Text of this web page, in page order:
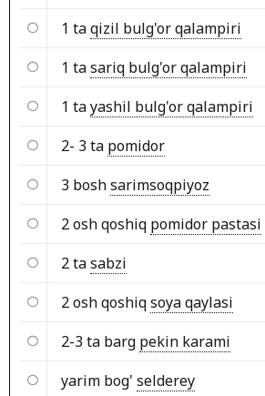
1 taqizil bulg'or qalampiri
1 tasariq bulg'or qalampiri
1 tayashil bulg'or qalampiri
2- 3 ta pomidor
3 boshsarimsoqpiyoz
2 osh qoshiq pomidor pastasi
2 tasabzi
2 osh qoshiqsoya qaylasi
2-3 ta barg pekin karami
yarim bog' selderey